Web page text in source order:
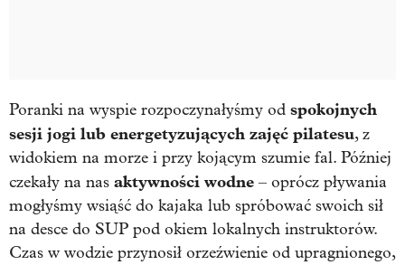
Poranki na wyspie rozpoczynałyśmy od spokojnych
sesji jogi lub energetyzujących zajęć pilatesu, z
widokiem na morze i przy kojącym szumie fal. Później
czekały na nas aktywności wodne – oprócz pływania
mogłyśmy wsiąść do kajaka lub spróbować swoich sił
na desce do SUP pod okiem lokalnych instruktorów.
Czas w wodzie przynosił orzeźwienie od upragnionego,